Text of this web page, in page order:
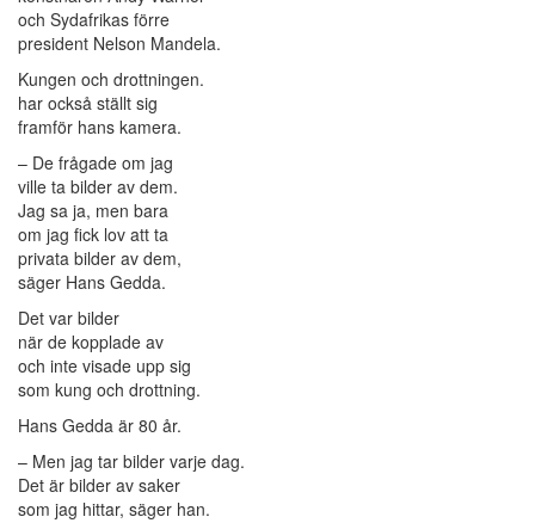
och Sydafrikas förre
president Nelson Mandela.
Kungen och drottningen.
har också ställt sig
framför hans kamera.
– De frågade om jag
ville ta bilder av dem.
Jag sa ja, men bara
om jag fick lov att ta
privata bilder av dem,
säger Hans Gedda.
Det var bilder
när de kopplade av
och inte visade upp sig
som kung och drottning.
Hans Gedda är 80 år.
– Men jag tar bilder varje dag.
Det är bilder av saker
som jag hittar, säger han.